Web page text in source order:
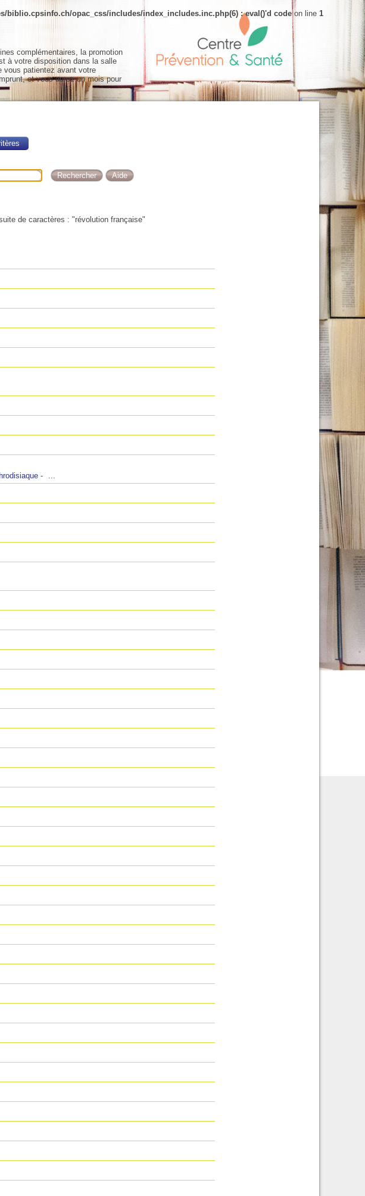
biblio.cpsinfo.ch/opac_css/includes/index_includes.inc.php(6) : eval()'d codeon line 1
de caractères : "révolution française"
...
complémentaires, la promotion
à votre disposition dans la salle
vous patientez avant votre
et vous aurez un mois pour